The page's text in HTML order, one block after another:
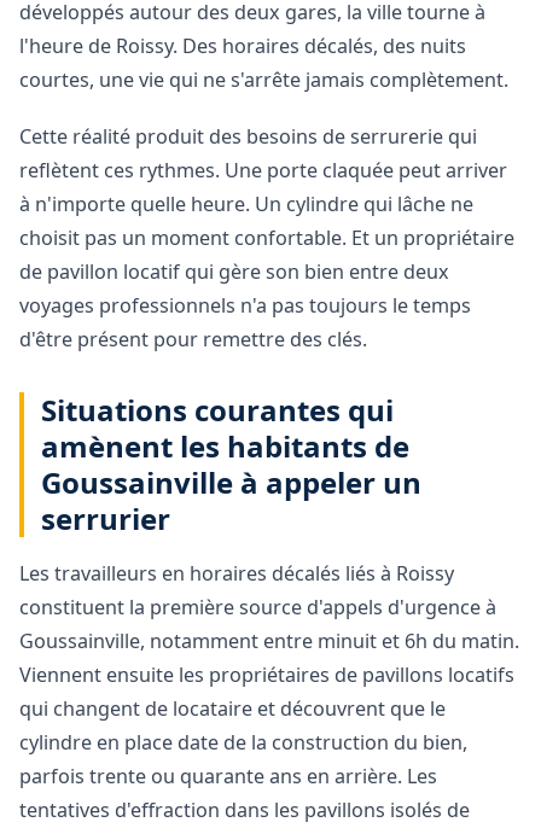
développés autour des deux gares, la ville tourne à
l'heure de Roissy. Des horaires décalés, des nuits
courtes, une vie qui ne s'arrête jamais complètement.
Cette réalité produit des besoins de serrurerie qui
reflètent ces rythmes. Une porte claquée peut arriver
à n'importe quelle heure. Un cylindre qui lâche ne
choisit pas un moment confortable. Et un propriétaire
de pavillon locatif qui gère son bien entre deux
voyages professionnels n'a pas toujours le temps
d'être présent pour remettre des clés.
Situations courantes qui
amènent les habitants de
Goussainville à appeler un
serrurier
Les travailleurs en horaires décalés liés à Roissy
constituent la première source d'appels d'urgence à
Goussainville, notamment entre minuit et 6h du matin.
Viennent ensuite les propriétaires de pavillons locatifs
qui changent de locataire et découvrent que le
cylindre en place date de la construction du bien,
parfois trente ou quarante ans en arrière. Les
tentatives d'effraction dans les pavillons isolés de